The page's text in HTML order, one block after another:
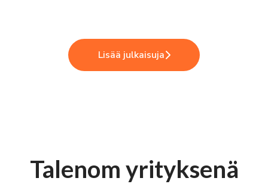
Lisää julkaisuja
Talenom yrityksenä